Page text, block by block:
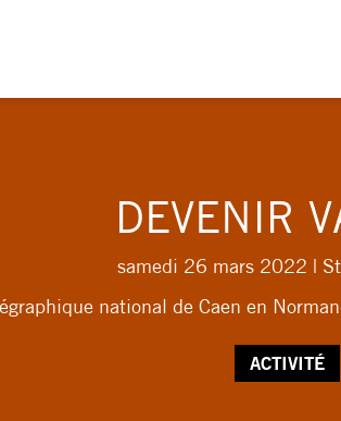
DEVENIR
samedi 26 mars 2022 |
national de Caen en
ACTIVITÉ